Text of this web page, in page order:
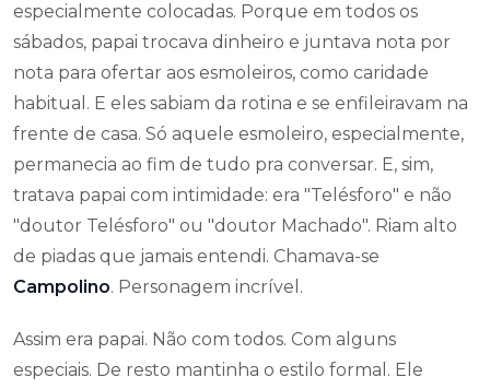
especialmente colocadas. Porque em todos os
sábados, papai trocava dinheiro e juntava nota por
nota para ofertar aos esmoleiros, como caridade
habitual. E eles sabiam da rotina e se enfileiravam na
frente de casa. Só aquele esmoleiro, especialmente,
permanecia ao fim de tudo pra conversar. E, sim,
tratava papai com intimidade: era "Telésforo" e não
"doutor Telésforo" ou "doutor Machado". Riam alto
de piadas que jamais entendi. Chamava-se
Campolino. Personagem incrível.
Assim era papai. Não com todos. Com alguns
especiais. De resto mantinha o estilo formal. Ele